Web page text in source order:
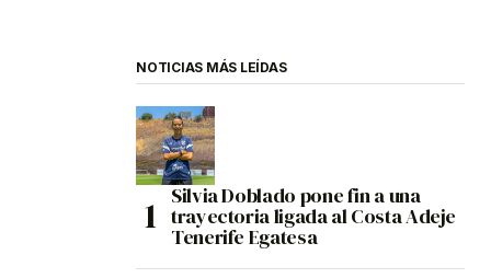
NOTICIAS MÁS LEÍDAS
Silvia Doblado pone fin a una
trayectoria ligada al Costa Adeje
Tenerife Egatesa